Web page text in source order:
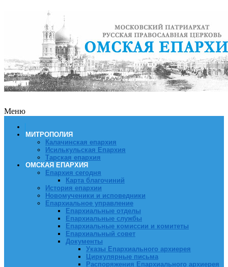
Меню
МИТРОПОЛИЯ
Калачинская епархия
Исилькульская Епархия
Тарская епархия
ОМСКАЯ ЕПАРХИЯ
Епархия сегодня
Карта благочиний
История епархии
Новомученики и исповедники
Епархиальное управление
Епархиальные отделы
Епархиальные службы
Епархиальные комиссии и комитеты
Епархиальный совет
Документы
Указы Епархиального архиерея
Циркулярные письма
Распоряжения Епархиального архиерея